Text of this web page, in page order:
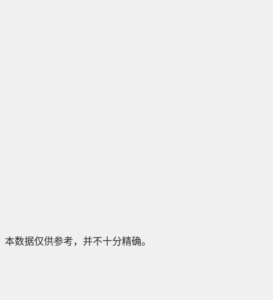
本数据仅供参考，并不十分精确。